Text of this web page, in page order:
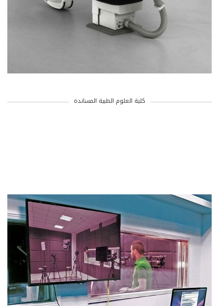
كلية العلوم الطبية المساندة